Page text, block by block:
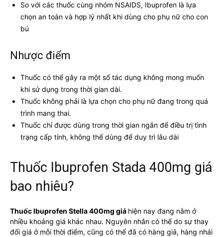
So với các thuốc cùng nhóm NSAIDS, Ibuprofen là lựa
chọn an toàn và hợp lý nhất khi dùng cho phụ nữ cho con
bú
Nhược điểm
Thuốc có thể gây ra một số tác dụng không mong muốn
khi sử dụng trong thời gian dài.
Thuốc không phải là lựa chọn cho phụ nữ đang trong quá
trình mang thai.
Thuốc chỉ được dùng trong thời gian ngắn để điều trị tình
trạng cấp tính, không thể dùng để duy trì lâu dài
Thuốc Ibuprofen Stada 400mg giá
bao nhiêu?
Thuốc Ibuprofen Stella 400mg giá hiện nay đang nằm ở
nhiều khoảng giá khác nhau. Nguyên nhân có thể do sự thay
đổi giá ở mỗi thời điểm, cũng có thể đã có hàng giả, hàng nhái